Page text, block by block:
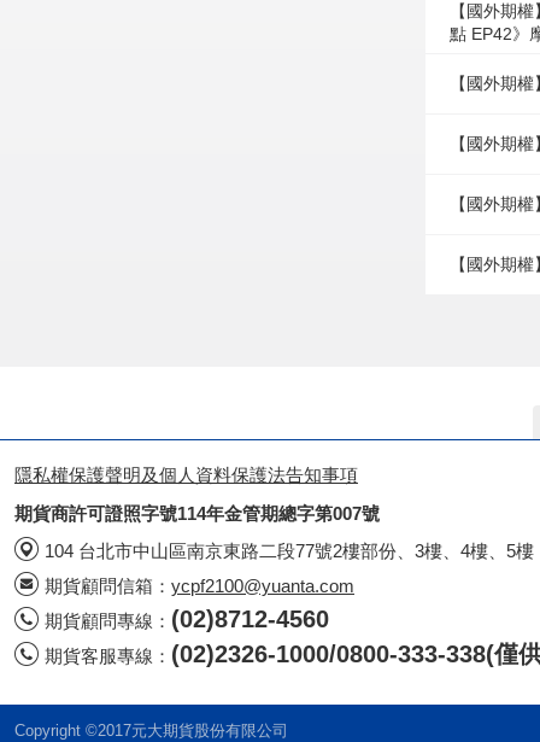
【國外期
點 EP42》
【國外期
【國外期
【國外期
【國外期
隱私權保護聲明及個人資料保護法告知事項
期貨商許可證照字號114年金管期總字第007號
104 台北市中山區南京東路二段77號2樓部份、3樓、4樓、5樓
期貨顧問信箱： ycpf2100@yuanta.com
期貨顧問專線： (02)8712-4560
期貨客服專線： (02)2326-1000/0800-333-338(僅
Copyright ©2017元大期貨股份有限公司